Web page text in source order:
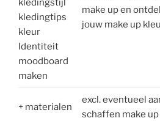
kledingstijl
kledingtips
kleur
Identiteit
moodboard
maken
make up en
jouw make up
+ materialen
excl. eventueel
schaffen make up